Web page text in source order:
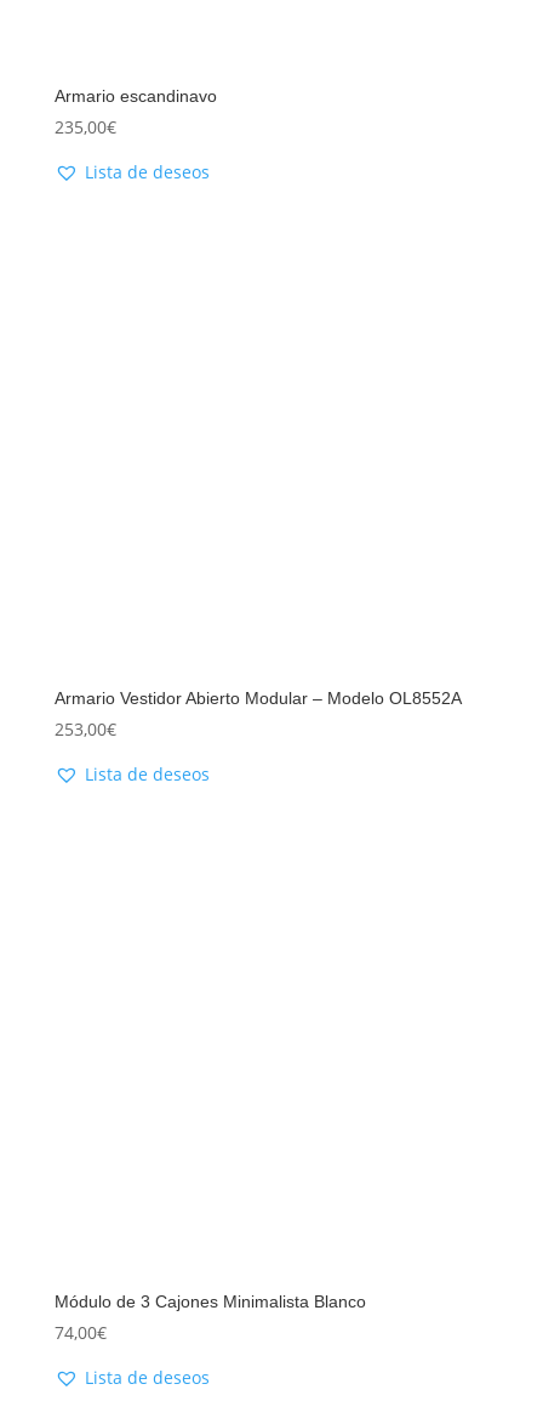
Armario escandinavo
235,00€
Lista de deseos
Armario Vestidor Abierto Modular – Modelo OL8552A
253,00€
Lista de deseos
Módulo de 3 Cajones Minimalista Blanco
74,00€
Lista de deseos